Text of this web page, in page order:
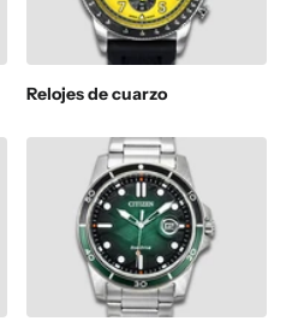
Relojes de cuarzo